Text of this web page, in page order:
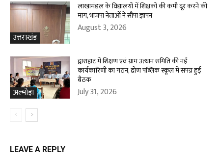
उत्तराखंड
लाखामंडल के विद्यालयों में शिक्षकों की कमी दूर करने की
मांग, भाजपा नेताओं ने सौंपा ज्ञापन
August 3, 2026
अल्मोड़ा
द्वाराहाट में शिक्षण एवं ग्राम उत्थान समिति की नई
कार्यकारिणी का गठन, द्रोण पब्लिक स्कूल में संपन्न हुई
बैठक
July 31, 2026
LEAVE A REPLY